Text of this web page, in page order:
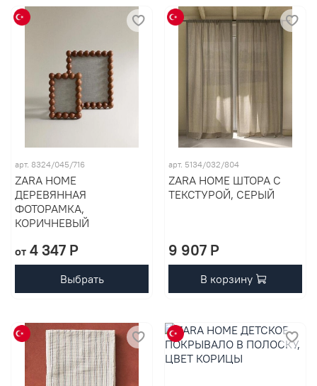
арт. 8324/045/716
ZARA HOME
ДЕРЕВЯННАЯ
ФОТОРАМКА,
КОРИЧНЕВЫЙ
от4 347 P
Выбрать
арт. 5134/032/804
ZARA HOME ШТОРА С
ТЕКСТУРОЙ, СЕРЫЙ
9 907 P
В корзину